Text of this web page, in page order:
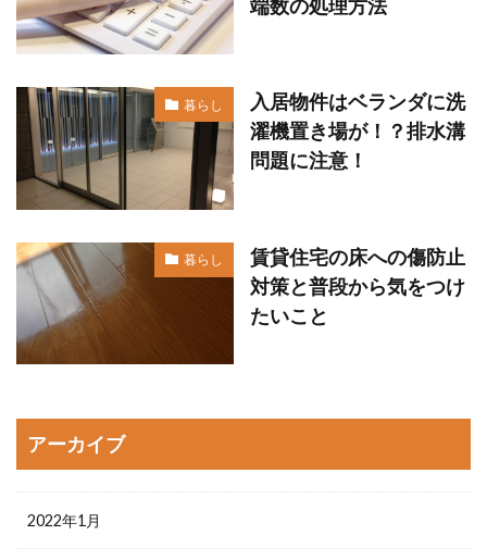
端数の処理方法
暮らし
入居物件はベランダに洗
濯機置き場が！？排水溝
問題に注意！
暮らし
賃貸住宅の床への傷防止
対策と普段から気をつけ
たいこと
アーカイブ
2022年1月